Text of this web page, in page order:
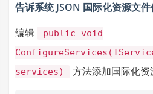
告诉系统 JSON 国际化资源文
编辑
public void
services)
方法添加国际化资